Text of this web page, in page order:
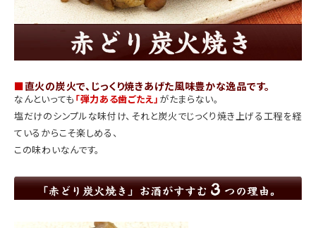
■直火の炭火で、じっくり焼きあげた風味豊かな逸品です。
なんといっても 「弾力ある歯ごたえ」 がたまらない。
塩だけのシンプルな味付け、それと炭火でじっくり焼き上げる工程を経
ているからこそ楽しめる、
この味わいなんです。